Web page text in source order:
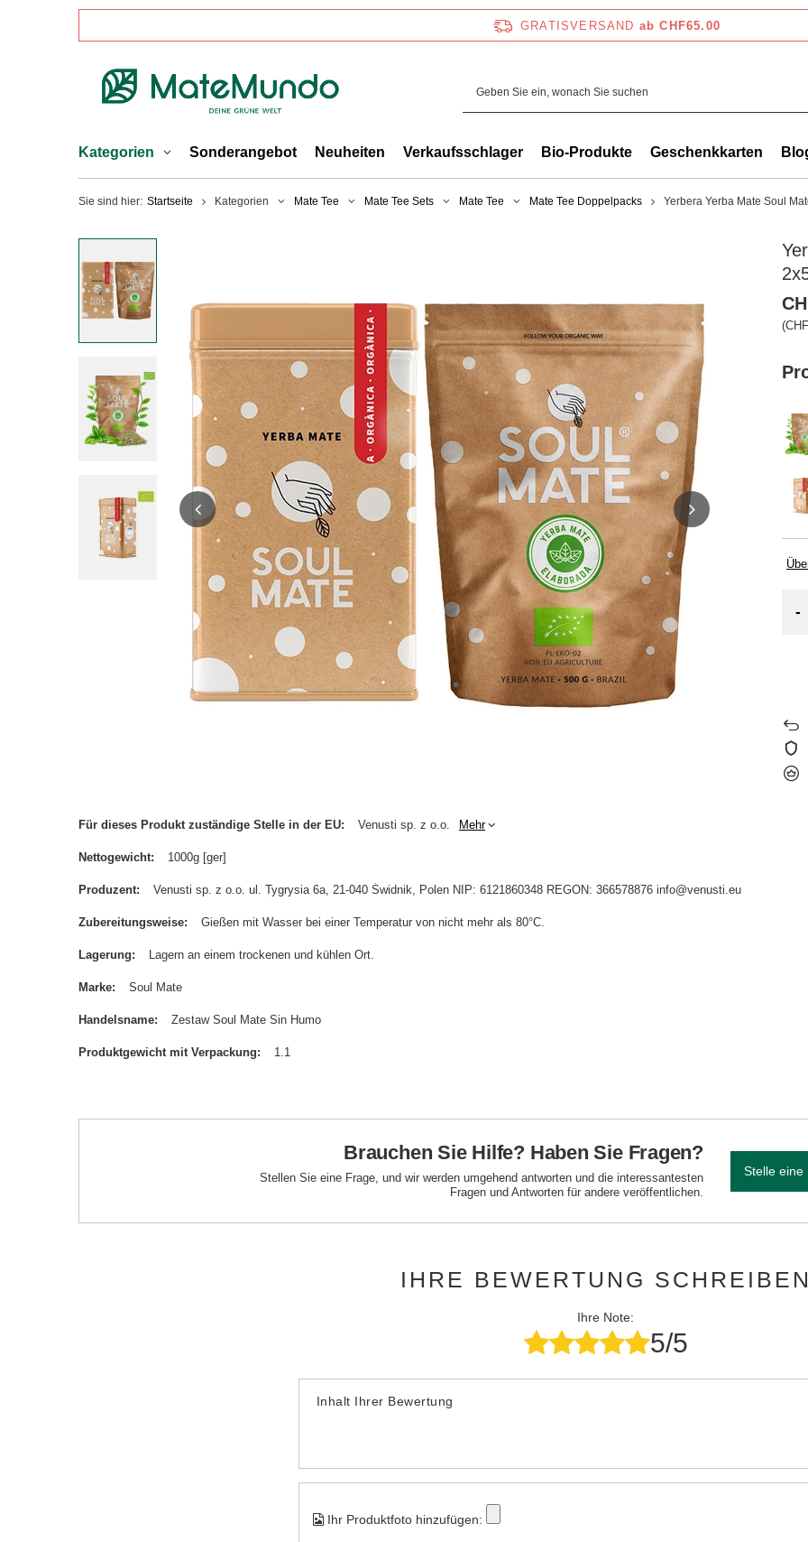
GRATISVERSAND ab CHF65.00
Kategorien Sonderangebot Neuheiten Verkaufsschlager Bio-Produkte Geschenkkarten
Sie sind hier: Startseite Kategorien Mate Tee Mate Tee Sets Mate Tee Mate Tee Doppelpacks Yerbera Yerba Mate Soul
-
Für dieses Produkt zuständige Stelle in der EU Venusti sp. z o.o. Mehr
Nettogewicht 1000g [ger]
Produzent Venusti sp. z o.o. ul. Tygrysia 6a, 21-040 Świdnik, Polen NIP: 6121860348 REGON: 366578876 info@venusti.eu
Zubereitungsweise Gießen mit Wasser bei einer Temperatur von nicht mehr als 80°C.
Lagerung Lagern an einem trockenen und kühlen Ort.
Marke Soul Mate
Handelsname Zestaw Soul Mate Sin Humo
Produktgewicht mit Verpackung 1.1
Brauchen Sie Hilfe? Haben Sie Fragen?
Stellen Sie eine Frage, und wir werden umgehend antworten und die interessantesten
Fragen und Antworten für andere veröffentlichen.
Stelle eine
IHRE BEWERTUNG
Ihre Note:
5/5
Inhalt Ihrer Bewertung
Ihr Produktfoto hinzufügen: